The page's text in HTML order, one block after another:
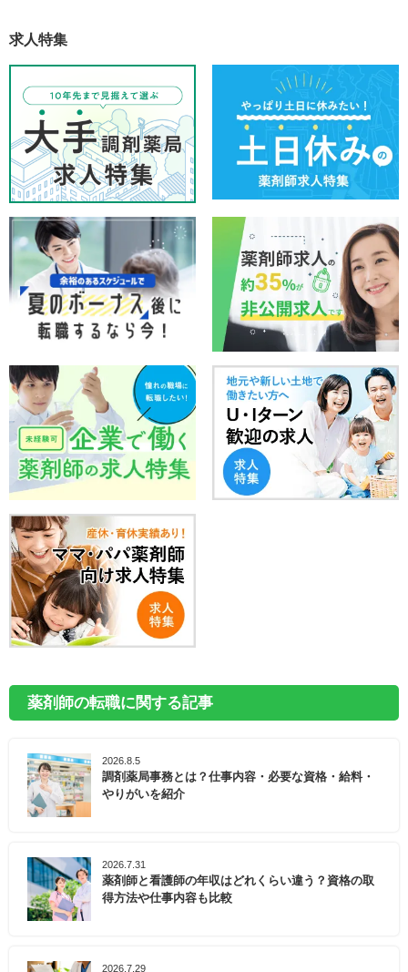
求人特集
薬剤師の転職に関する記事
2026.8.5
調剤薬局事務とは？仕事内容・必要な資格・給料・
やりがいを紹介
2026.7.31
薬剤師と看護師の年収はどれくらい違う？資格の取
得方法や仕事内容も比較
2026.7.29